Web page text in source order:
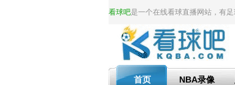
看球吧是一个在线看球直播网站，有
首页 NBA录像